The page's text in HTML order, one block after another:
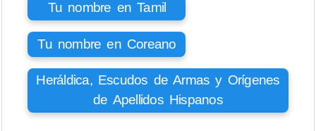
Tu nombre en Tamil
Tu nombre en Coreano
Heráldica, Escudos de Armas y Orígenes
de Apellidos Hispanos